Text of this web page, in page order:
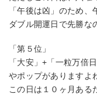
「午後は凶」のため、
ダブル開運日で先勝な
「第５位」
「大安」+「一粒万倍
やポップがありますよ
この日は１０ヶ月ある